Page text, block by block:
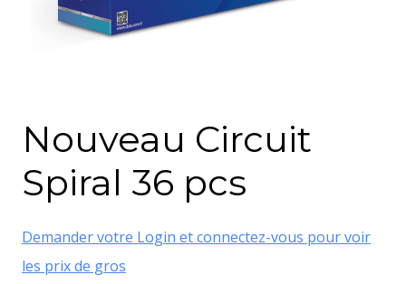
Nouveau Circuit
Spiral 36 pcs
Demander votre Login et connectez-vous pour voir
les prix de gros